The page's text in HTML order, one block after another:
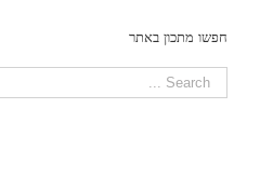
חפשו מתכון באתר